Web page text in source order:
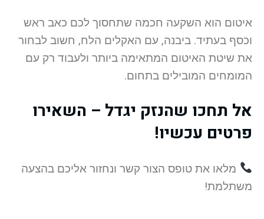
איטום הוא השקעה חכמה שתחסוך לכם כאב ראש
וכסף בעתיד. ביבנה, עם האקלים הלח, חשוב לבחור
את שיטת האיטום המתאימה ביותר ולעבוד רק עם
המומחים המובילים בתחום.
אל תחכו שהנזק יגדל – השאירו
פרטים עכשיו!
מלאו את טופס הצור קשר ונחזור אליכם בהצעה
משתלמת!